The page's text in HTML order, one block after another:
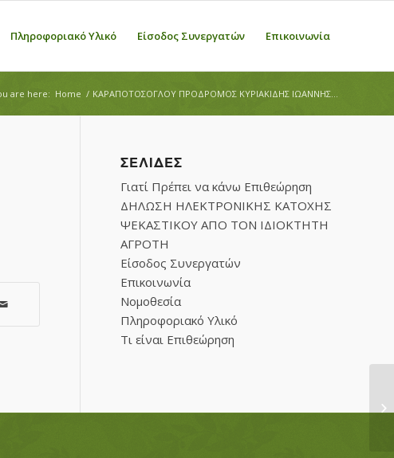
Πληροφοριακό Υλικό Είσοδος Συνεργατών Επικοινωνία
are here: Home / ΚΑΡΑΠΟΤΟΣΟΓΛΟΥ ΠΡΟΔΡΟΜΟΣ ΚΥΡΙΑΚΙΔΗΣ ΙΩΑΝΝΗΣ...
ΣΕΛΊΔΕΣ
Γιατί Πρέπει να κάνω Επιθεώρηση
ΔΗΛΩΣΗ ΗΛΕΚΤΡΟΝΙΚΗΣ ΚΑΤΟΧΗΣ
ΨΕΚΑΣΤΙΚΟΥ ΑΠΟ ΤΟΝ ΙΔΙΟΚΤΗΤΗ
ΑΓΡΟΤΗ
Είσοδος Συνεργατών
Επικοινωνία
Νομοθεσία
Πληροφοριακό Υλικό
Τι είναι Επιθεώρηση